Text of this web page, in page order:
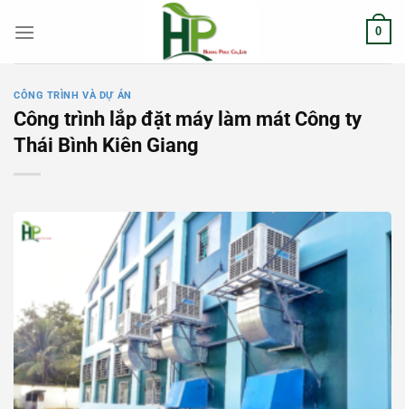
đến
0
CÔNG TRÌNH VÀ DỰ ÁN
Công trình lắp đặt máy làm mát Công ty
Thái Bình Kiên Giang